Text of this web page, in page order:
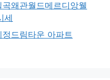
왜관월드메르디앙웰
세
드림타운 아파트